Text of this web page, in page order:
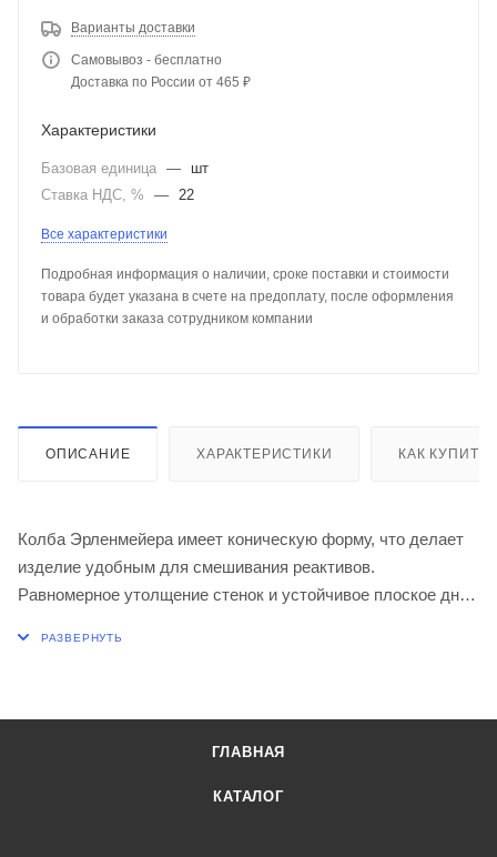
Варианты доставки
Самовывоз - бесплатно
Доставка по России от 465 ₽
Характеристики
Базовая единица —
шт
Ставка НДС, %
— 22
Все характеристики
Подробная информация о наличии, сроке поставки и стоимости
товара будет указана в счете на предоплату, после оформления
и обработки заказа сотрудником компании
ОПИСАНИЕ ХАРАКТЕРИСТИКИ КАК КУПИТЬ
Колба Эрленмейера имеет коническую форму, что делает
изделие удобным для смешивания реактивов.
Равномерное утолщение стенок и устойчивое плоское дно
как в исполнении со шкалой из огнеупорной белой
керамической эмали, так и без шкалы.
ГЛАВНАЯ
КАТАЛОГ